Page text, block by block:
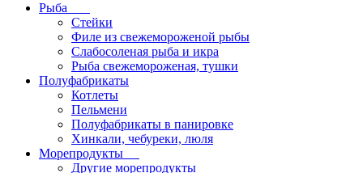
Рыба
Стейки
Филе из свежемороженой рыбы
Слабосоленая рыба и икра
Рыба свежемороженая, тушки
Полуфабрикаты
Котлеты
Пельмени
Полуфабрикаты в панировке
Хинкали, чебуреки, люля
Морепродукты
Другие морепродукты